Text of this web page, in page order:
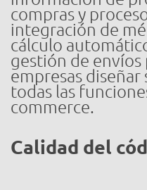
compras y
integración de
cálculo
gestión de envíos
empresas
todas las
commerce.
Calidad del